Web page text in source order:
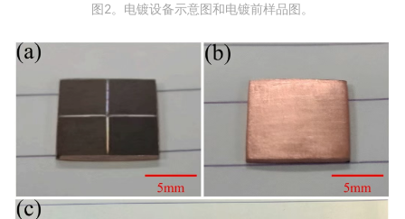
图2。电镀设备示意图和电镀前样品图。